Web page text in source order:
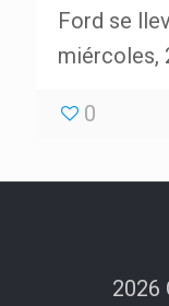
Ford se
miércoles,
0
2026